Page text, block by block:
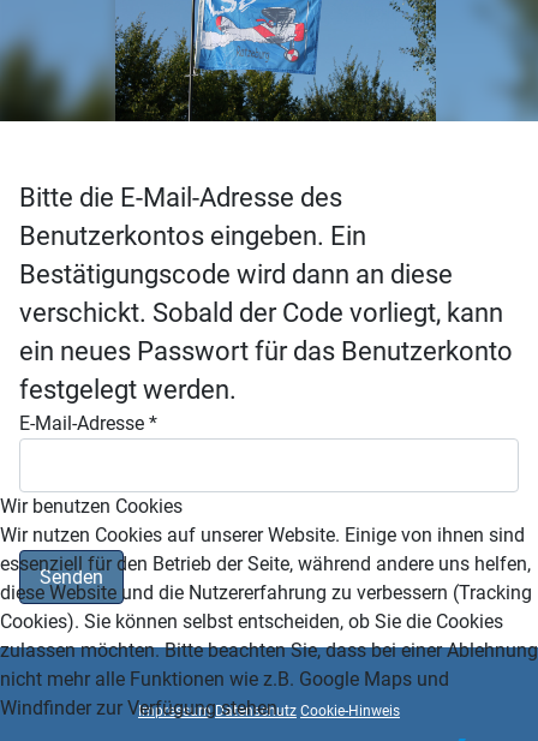
Bitte die E-Mail-Adresse des
Benutzerkontos eingeben. Ein
Bestätigungscode wird dann an diese
verschickt. Sobald der Code vorliegt, kann
ein neues Passwort für das Benutzerkonto
festgelegt werden.
E-Mail-Adresse *
Senden
Impressum Datenschutz Cookie-Hinweis
Wir benutzen Cookies
Wir nutzen Cookies auf unserer Website. Einige von ihnen sind
essenziell für den Betrieb der Seite, während andere uns helfen,
diese Website und die Nutzererfahrung zu verbessern (Tracking
Cookies). Sie können selbst entscheiden, ob Sie die Cookies
zulassen möchten. Bitte beachten Sie, dass bei einer Ablehnung
nicht mehr alle Funktionen wie z.B. Google Maps und
Windfinder zur Verfügung stehen.